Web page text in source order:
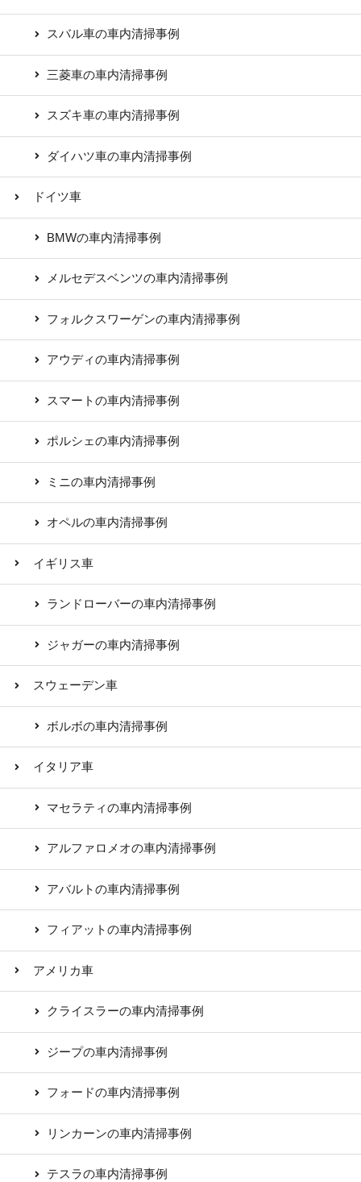
スバル車の車内清掃事例
三菱車の車内清掃事例
スズキ車の車内清掃事例
ダイハツ車の車内清掃事例
ドイツ車
BMWの車内清掃事例
メルセデスベンツの車内清掃事例
フォルクスワーゲンの車内清掃事例
アウディの車内清掃事例
スマートの車内清掃事例
ポルシェの車内清掃事例
ミニの車内清掃事例
オペルの車内清掃事例
イギリス車
ランドローバーの車内清掃事例
ジャガーの車内清掃事例
スウェーデン車
ボルボの車内清掃事例
イタリア車
マセラティの車内清掃事例
アルファロメオの車内清掃事例
アバルトの車内清掃事例
フィアットの車内清掃事例
アメリカ車
クライスラーの車内清掃事例
ジープの車内清掃事例
フォードの車内清掃事例
リンカーンの車内清掃事例
テスラの車内清掃事例